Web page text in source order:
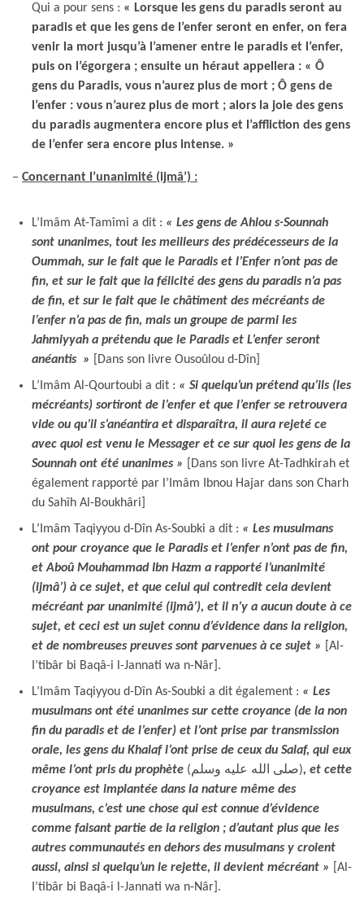
Qui a pour sens : « Lorsque les gens du paradis seront au
paradis et que les gens de l’enfer seront en enfer, on fera
venir la mort jusqu’à l’amener entre le paradis et l’enfer,
puis on l’égorgera ; ensuite un héraut appellera : « Ô
gens du Paradis, vous n’aurez plus de mort ; Ô gens de
l’enfer : vous n’aurez plus de mort ; alors la joie des gens
du paradis augmentera encore plus et l’affliction des gens
de l’enfer sera encore plus intense. »
– Concernant l’unanimité (ijmâ’) :
L’Imâm At-Tamîmi a dit : « Les gens de Ahlou s-Sounnah
sont unanimes, tout les meilleurs des prédécesseurs de la
Oummah, sur le fait que le Paradis et l’Enfer n’ont pas de
fin, et sur le fait que la félicité des gens du paradis n’a pas
de fin, et sur le fait que le châtiment des mécréants de
l’enfer n’a pas de fin, mais un groupe de parmi les
Jahmiyyah a prétendu que le Paradis et L’enfer seront
anéantis »
[Dans son livre Ousoûlou d-Dîn]
L’Imâm Al-Qourtoubi a dit : « Si quelqu’un prétend qu’ils (les
mécréants) sortiront de l’enfer et que l’enfer se retrouvera
vide ou qu’il s’anéantira et disparaîtra, il aura rejeté ce
avec quoi est venu le Messager et ce sur quoi les gens de la
Sounnah ont été unanimes »
[Dans son livre At-Tadhkirah et
également rapporté par l’Imâm Ibnou Hajar dans son Charh
du Sahîh Al-Boukhâri]
L’Imâm Taqiyyou d-Dîn As-Soubki a dit : « Les musulmans
ont pour croyance que le Paradis et l’enfer n’ont pas de fin,
et Aboû Mouhammad Ibn Hazm a rapporté l’unanimité
(ijmâ’) à ce sujet, et que celui qui contredit cela devient
mécréant par unanimité (ijmâ’), et il n’y a aucun doute à ce
sujet, et ceci est un sujet connu d’évidence dans la religion,
et de nombreuses preuves sont parvenues à ce sujet »
[Al-
I’tibâr bi Baqâ-i l-Jannati wa n-Nâr].
L’Imâm Taqiyyou d-Dîn As-Soubki a dit également : « Les
musulmans ont été unanimes sur cette croyance (de la non
fin du paradis et de l’enfer) et l’ont prise par transmission
orale, les gens du Khalaf l’ont prise de ceux du Salaf, qui eux
même l’ont pris du prophète
(صلى الله عليه وسلم), et cette
croyance est implantée dans la nature même des
musulmans, c’est une chose qui est connue d’évidence
comme faisant partie de la religion ; d’autant plus que les
autres communautés en dehors des musulmans y croient
aussi, ainsi si quelqu’un le rejette, il devient mécréant »
[Al-
I’tibâr bi Baqâ-i l-Jannati wa n-Nâr].